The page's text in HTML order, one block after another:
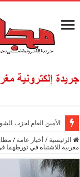
الأمين العام لحزب
الرئيسية / أخبار عامة /
مغربية للاشتباه في تورطهما